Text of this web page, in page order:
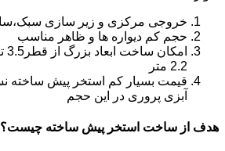
خروجی مرکزی و زیر سازی
حجم کم دیواره ها و ظاهر مناسب
2.2 متر
قیمت بسیار کم استخر پیش ساخته
آبزی پروری در این حجم
هدف از ساخت استخر پیش ساخته چیست؟